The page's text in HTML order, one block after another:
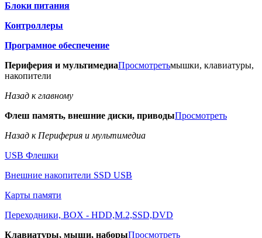
Блоки питания
Контроллеры
Програмное обеспечение
Периферия и мультимедиаПросмотретьмышки, клавиатуры,
накопители
Назад к главному
Флеш память, внешние диски, приводыПросмотреть
Назад к Периферия и мультимедиа
USB Флешки
Внешние накопители SSD USB
Карты памяти
Переходники, BOX - HDD,M.2,SSD,DVD
Клавиатуры, мыши, наборыПросмотреть